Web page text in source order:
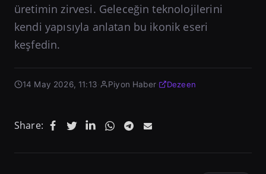
üretimin zirvesi. Geleceğin teknolojilerini
kendi yapısıyla anlatan bu ikonik eseri
keşfedin.
14 May 2026, 11:13 Piyon Haber· Dezeen
Share: